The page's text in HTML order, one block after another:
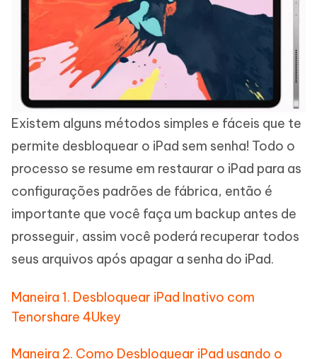
Existem alguns métodos simples e fáceis que te
permite desbloquear o iPad sem senha! Todo o
processo se resume em restaurar o iPad para as
configurações padrões de fábrica, então é
importante que você faça um backup antes de
prosseguir, assim você poderá recuperar todos
seus arquivos após apagar a senha do iPad.
Maneira 1. Desbloquear iPad Inativo com
Tenorshare 4Ukey
Maneira 2. Como Desbloquear iPad usando o